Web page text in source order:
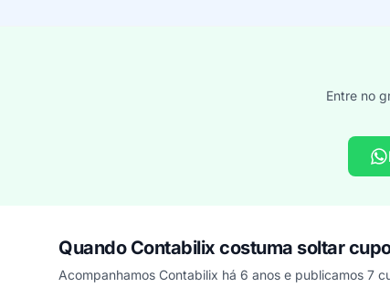
Entre no
Quando Contabilix costuma soltar
Acompanhamos Contabilix há 6 anos e publicamos 7